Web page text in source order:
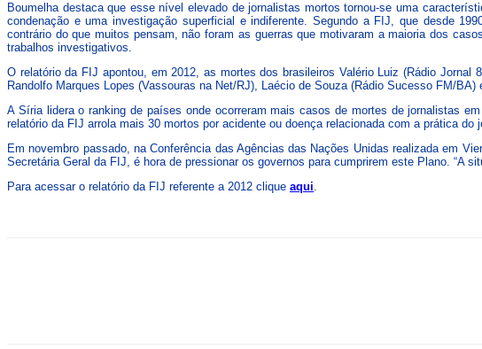
Boumelha destaca que esse nível elevado de jornalistas mortos tornou-se uma
condenação e uma investigação superficial e indiferente. Segundo a FIJ, que desde
contrário do que muitos pensam, não foram as guerras que motivaram a maioria dos
trabalhos investigativos.
O relatório da FIJ apontou, em 2012, as mortes dos brasileiros Valério Luiz (Rádio
Randolfo Marques Lopes (Vassouras na Net/RJ), Laécio de Souza (Rádio Sucesso FM/
A Síria lidera o ranking de países onde ocorreram mais casos de mortes de jornalistas
relatório da FIJ arrola mais 30 mortos por acidente ou doença relacionada com a prática do
Em novembro passado, na Conferência das Agências das Nações Unidas realizada em
Secretária Geral da FIJ, é hora de pressionar os governos para cumprirem este Plano. “A
Para acessar o relatório da FIJ referente a 2012 clique aqui.